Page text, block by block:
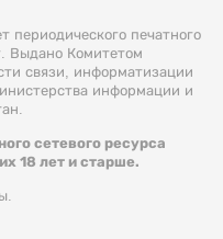
периодического печатного
Выдано Комитетом
связи, информатизации
информации и
сетевого ресурса
18 лет и старше.